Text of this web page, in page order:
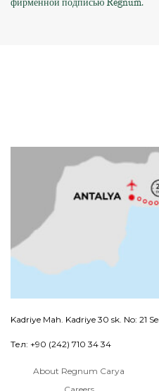
Kadriye Mah. Kadriye 30 sk. No: 21
Тел: +90 (242) 710 34 34
About Regnum Carya